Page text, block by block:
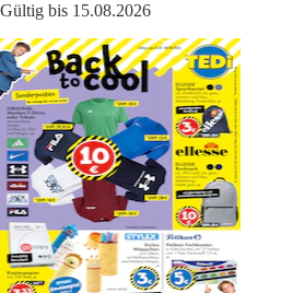
Gültig bis 15.08.2026